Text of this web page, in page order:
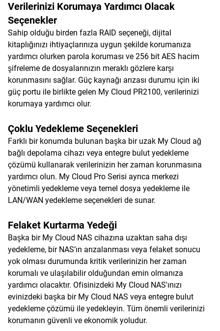
Verilerinizi Korumaya Yardımcı Olacak
Seçenekler
Sahip olduğu birden fazla RAID seçeneği, dijital
kitaplığınızı ihtiyaçlarınıza uygun şekilde korumanıza
yardımcı olurken parola koruması ve 256 bit AES hacim
şifreleme de dosyalarınızın meraklı gözlere karşı
korunmasını sağlar. Güç kaynağı arızası durumu için iki
güç portu ile birlikte gelen My Cloud PR2100, verilerinizi
korumaya yardımcı olur.
Çoklu Yedekleme Seçenekleri
Farklı bir konumda bulunan başka bir uzak My Cloud ağ
bağlı depolama cihazı veya entegre bulut yedekleme
çözümü kullanarak verilerinizin her zaman korunmasına
yardımcı olun. My Cloud Pro Serisi ayrıca merkezi
yönetimli yedekleme veya temel dosya yedekleme ile
LAN/WAN yedekleme seçenekleri de sunar.
Felaket Kurtarma Yedeği
Başka bir My Cloud NAS cihazına uzaktan saha dışı
yedekleme, bir NAS’ın arızalanması veya felaket sonucu
yok olması durumunda kritik verilerinizin her zaman
korumalı ve ulaşılabilir olduğundan emin olmanıza
yardımcı olacaktır. Ofisinizdeki My Cloud NAS'ınızı
evinizdeki başka bir My Cloud NAS veya entegre bulut
yedekleme çözümü ile yedekleyin. Tüm önemli verilerinizi
korumanın güvenli ve ekonomik yoludur.